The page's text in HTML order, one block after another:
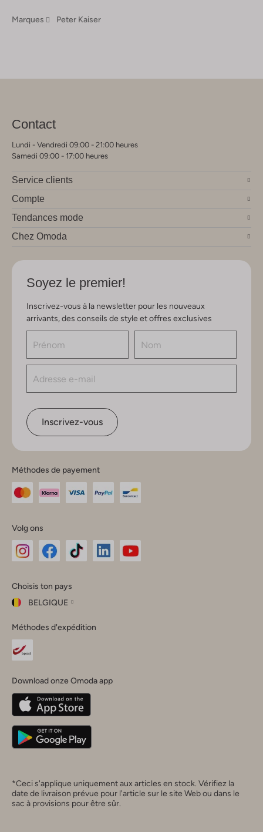
Marques Peter Kaiser
Contact
Lundi - Vendredi 09:00 - 21:00 heures
Samedi 09:00 - 17:00 heures
Service clients
Compte
Tendances mode
Chez Omoda
Soyez le premier!
Inscrivez-vous à la newsletter pour les nouveaux
arrivants, des conseils de style et offres exclusives
Inscrivez-vous
Méthodes de payement
Volg ons
Instagram
Facebook
TikTok
Choisis ton pays
BELGIQUE
ton
pays
Fermer
Belgique(Français)
Deutschland
Méthodes d'expédition
Download onze Omoda app
*Ceci s'applique uniquement aux articles en stock. Vérifiez la
date de livraison prévue pour l'article sur le site Web ou dans le
sac à provisions pour être sûr.